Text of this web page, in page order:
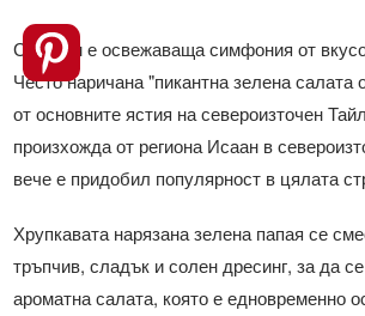
Сом там е освежаваща симфония от
Често наричана "пикантна зелена салата
от основните ястия на североизточен
произхожда от региона Исаан в
вече е придобил популярност в цялата
Хрупкавата нарязана зелена папая се
тръпчив, сладък и солен дресинг, за да
ароматна салата, която е едновременно